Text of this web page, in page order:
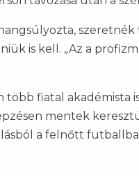
is kell. „Az a
több fiatal akadémista
mentek
a felnőtt